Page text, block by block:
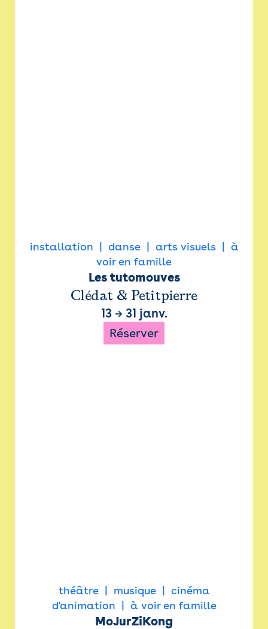
installation danse arts visuels
à
voir en famille
Les tutomouves
Clédat & Petitpierre
13→ 31 janv.
Réserver
théâtre musique
cinéma
d'animation
à voir en famille
MoJurZiKong